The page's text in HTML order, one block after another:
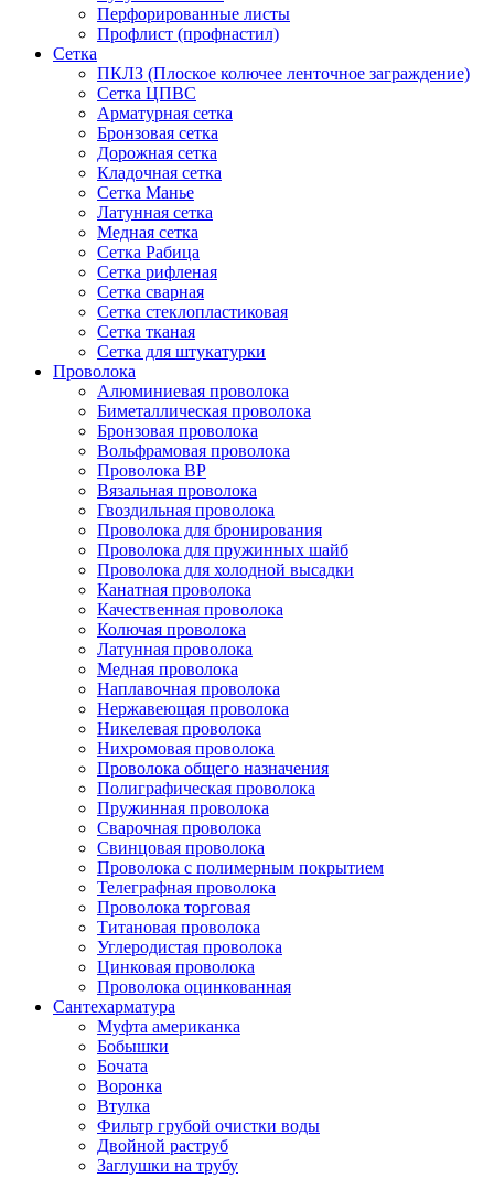
Перфорированные листы
Профлист (профнастил)
Сетка
ПКЛЗ (Плоское колючее ленточное заграждение)
Сетка ЦПВС
Арматурная сетка
Бронзовая сетка
Дорожная сетка
Кладочная сетка
Сетка Манье
Латунная сетка
Медная сетка
Сетка Рабица
Сетка рифленая
Сетка сварная
Сетка стеклопластиковая
Сетка тканая
Сетка для штукатурки
Проволока
Алюминиевая проволока
Биметаллическая проволока
Бронзовая проволока
Вольфрамовая проволока
Проволока ВР
Вязальная проволока
Гвоздильная проволока
Проволока для бронирования
Проволока для пружинных шайб
Проволока для холодной высадки
Канатная проволока
Качественная проволока
Колючая проволока
Латунная проволока
Медная проволока
Наплавочная проволока
Нержавеющая проволока
Никелевая проволока
Нихромовая проволока
Проволока общего назначения
Полиграфическая проволока
Пружинная проволока
Сварочная проволока
Свинцовая проволока
Проволока с полимерным покрытием
Телеграфная проволока
Проволока торговая
Титановая проволока
Углеродистая проволока
Цинковая проволока
Проволока оцинкованная
Сантехарматура
Муфта американка
Бобышки
Бочата
Воронка
Втулка
Фильтр грубой очистки воды
Двойной раструб
Заглушки на трубу